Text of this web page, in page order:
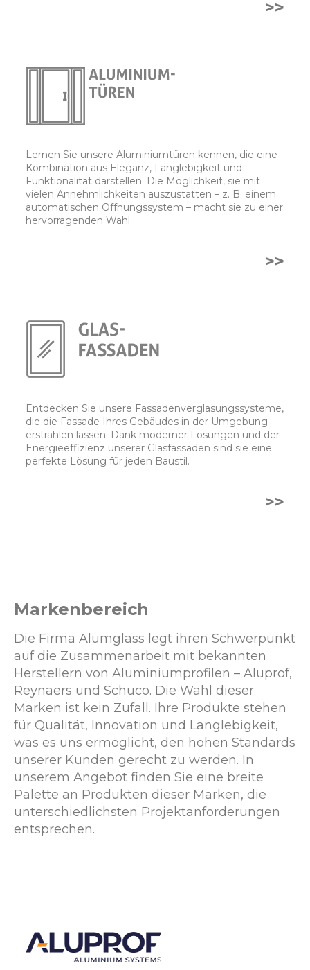
>>
Lernen Sie unsere Aluminiumtüren kennen, die eine
Kombination aus Eleganz, Langlebigkeit und
Funktionalität darstellen. Die Möglichkeit, sie mit
vielen Annehmlichkeiten auszustatten – z. B. einem
automatischen Öffnungssystem – macht sie zu einer
hervorragenden Wahl.
>>
Entdecken Sie unsere Fassadenverglasungssysteme,
die die Fassade Ihres Gebäudes in der Umgebung
erstrahlen lassen. Dank moderner Lösungen und der
Energieeffizienz unserer Glasfassaden sind sie eine
perfekte Lösung für jeden Baustil.
>>
Markenbereich
Die Firma Alumglass legt ihren Schwerpunkt
auf die Zusammenarbeit mit bekannten
Herstellern von Aluminiumprofilen – Aluprof,
Reynaers und Schuco. Die Wahl dieser
Marken ist kein Zufall. Ihre Produkte stehen
für Qualität, Innovation und Langlebigkeit,
was es uns ermöglicht, den hohen Standards
unserer Kunden gerecht zu werden. In
unserem Angebot finden Sie eine breite
Palette an Produkten dieser Marken, die
unterschiedlichsten Projektanforderungen
entsprechen.